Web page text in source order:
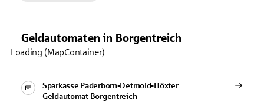
Geldautomaten in Borgentreich
Sparkasse Paderborn-Detmold-Höxter
Geldautomat Borgentreich
Loading (MapContainer)